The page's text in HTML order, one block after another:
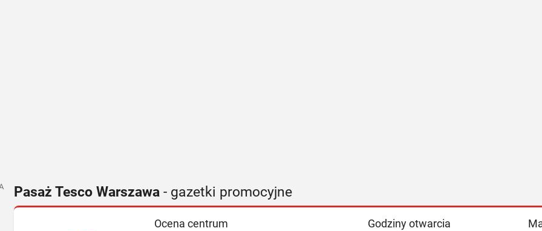
Pasaż Tesco Warszawa - gazetki promocyjne
Ocena centrum Godziny otwarcia